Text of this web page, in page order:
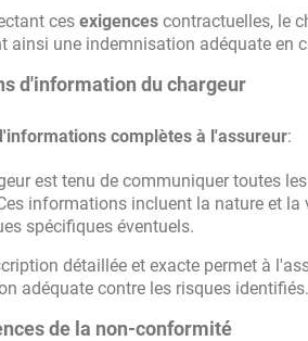
ces exigences contractuelles, le
ainsi une indemnisation adéquate en
d'information du chargeur
complètes à l'assureur:
est tenu de communiquer toutes
informations incluent la nature et
spécifiques éventuels.
détaillée et exacte permet à
adéquate contre les risques identifiés.
de la non-conformité